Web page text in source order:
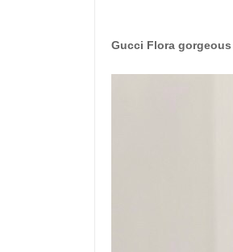
Gucci Flora